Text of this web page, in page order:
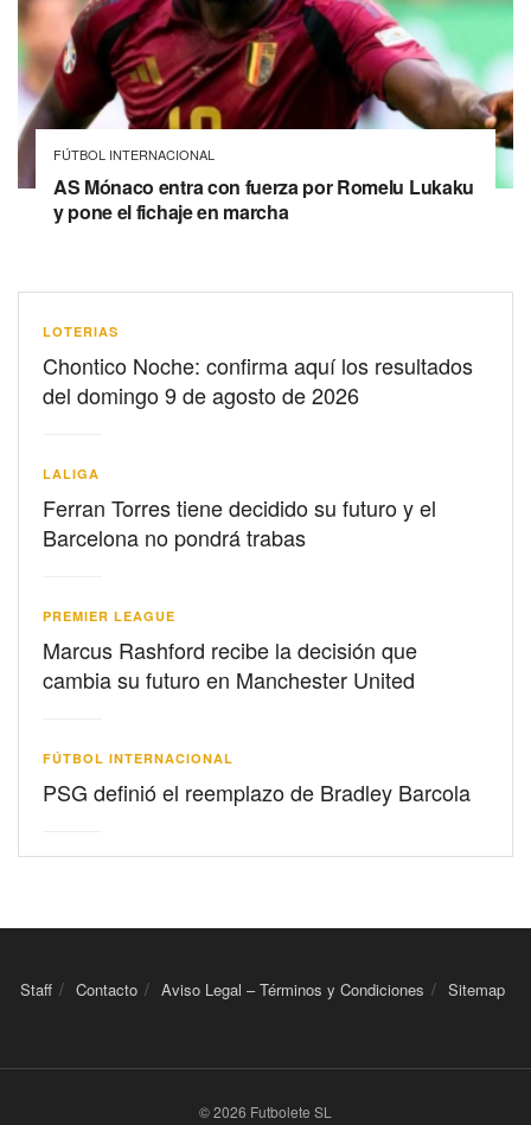
FÚTBOL INTERNACIONAL
AS Mónaco entra con fuerza por Romelu Lukaku
y pone el fichaje en marcha
LOTERIAS
Chontico Noche: confirma aquí los resultados
del domingo 9 de agosto de 2026
LALIGA
Ferran Torres tiene decidido su futuro y el
Barcelona no pondrá trabas
PREMIER LEAGUE
Marcus Rashford recibe la decisión que
cambia su futuro en Manchester United
FÚTBOL INTERNACIONAL
PSG definió el reemplazo de Bradley Barcola
Staff Contacto Aviso Legal – Términos y Condiciones Sitemap
© 2026 Futbolete SL